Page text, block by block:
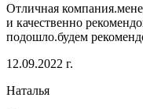
Отличная
и качественно
подошло.будем
12.09.2022 г.
Наталья